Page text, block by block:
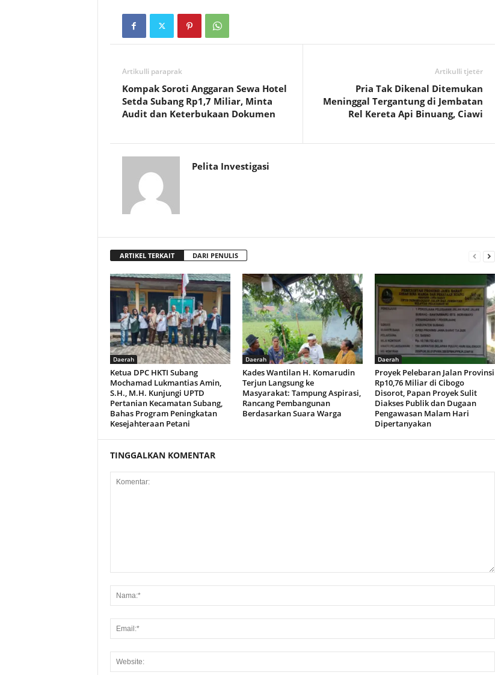
Artikulli paraprak
Kompak Soroti Anggaran Sewa Hotel
Setda Subang Rp1,7 Miliar, Minta
Audit dan Keterbukaan Dokumen
Artikulli tjetër
Pria Tak Dikenal Ditemukan
Meninggal Tergantung di Jembatan
Rel Kereta Api Binuang, Ciawi
Pelita Investigasi
ARTIKEL TERKAIT DARI PENULIS
Daerah
Ketua DPC HKTI Subang
Mochamad Lukmantias Amin,
S.H., M.H. Kunjungi UPTD
Pertanian Kecamatan Subang,
Bahas Program Peningkatan
Kesejahteraan Petani
Daerah
Kades Wantilan H. Komarudin
Terjun Langsung ke
Masyarakat: Tampung Aspirasi,
Rancang Pembangunan
Berdasarkan Suara Warga
Daerah
Proyek Pelebaran Jalan Provinsi
Rp10,76 Miliar di Cibogo
Disorot, Papan Proyek Sulit
Diakses Publik dan Dugaan
Pengawasan Malam Hari
Dipertanyakan
TINGGALKAN KOMENTAR